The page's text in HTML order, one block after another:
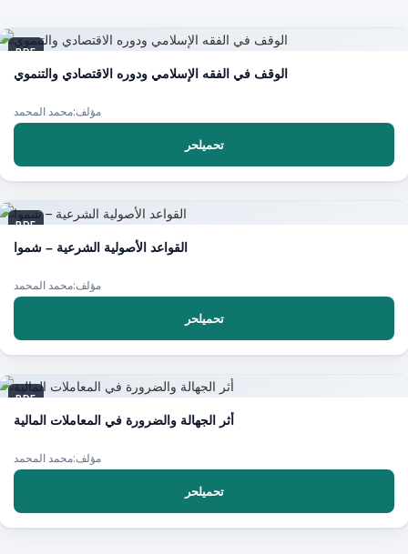
PDF
الوقف في الفقه الإسلامي ودوره الاقتصادي والتنموي
مؤلف:محمد المحمد
تحميلحر
PDF
القواعد الأصولية الشرعية – شموا
مؤلف:محمد المحمد
تحميلحر
PDF
أثر الجهالة والضرورة في المعاملات المالية
مؤلف:محمد المحمد
تحميلحر